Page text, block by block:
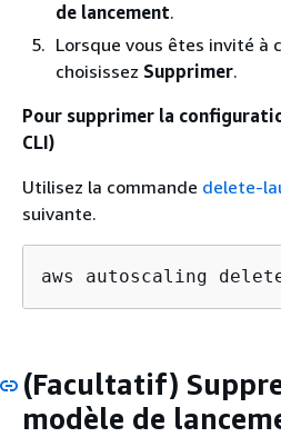
de lancement.
Lorsque vous êtes invité à
choisissez Supprimer.
Pour supprimer la
CLI)
Utilisez la commande delete-
suivante.
aws autoscaling
(Facultatif)
modèle de